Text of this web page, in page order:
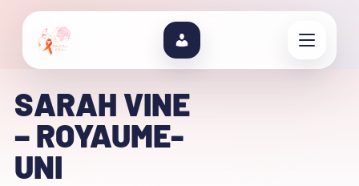
SARAH VINE
– ROYAUME-
UNI